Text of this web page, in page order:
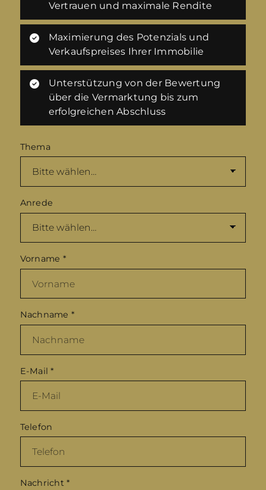
Vertrauen und maximale Rendite
Maximierung des Potenzials und
Verkaufspreises Ihrer Immobilie
Unterstützung von der Bewertung
über die Vermarktung bis zum
erfolgreichen Abschluss
Thema
Anrede
Vorname *
Nachname *
E-Mail*
Telefon
Nachricht*